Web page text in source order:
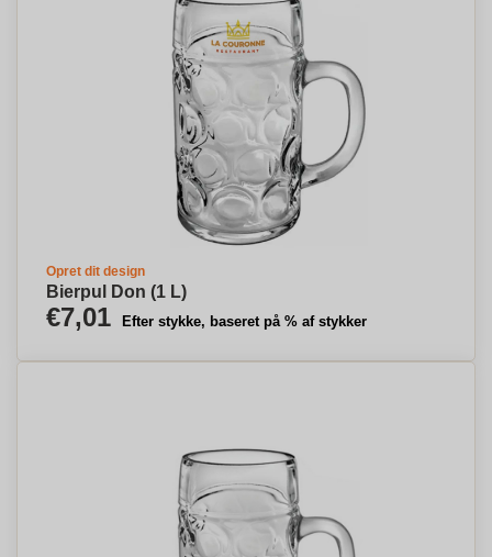
Opret dit design
Bierpul Don (1 L)
€7,01 Efter stykke, baseret på % af stykker